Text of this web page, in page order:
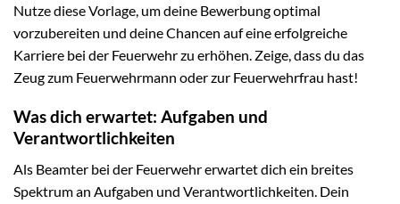
Nutze diese Vorlage, um deine Bewerbung optimal
vorzubereiten und deine Chancen auf eine erfolgreiche
Karriere bei der Feuerwehr zu erhöhen. Zeige, dass du das
Zeug zum Feuerwehrmann oder zur Feuerwehrfrau hast!
Was dich erwartet: Aufgaben und
Verantwortlichkeiten
Als Beamter bei der Feuerwehr erwartet dich ein breites
Spektrum an Aufgaben und Verantwortlichkeiten. Dein